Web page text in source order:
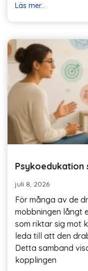
Läs mer...
Psykoedukation
juli 8, 2026
För många av de
mobbningen långt
som riktar sig mot
leda till att den
Detta samband
kopplingen